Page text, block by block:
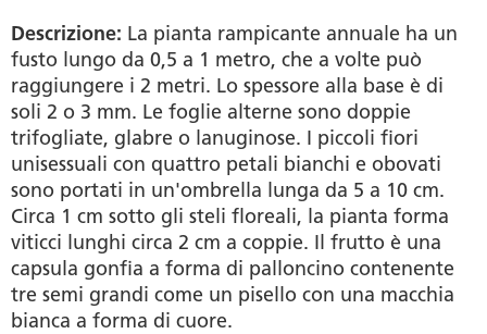
Fonti
Descrizione: La pianta rampicante annuale ha un
fusto lungo da 0,5 a 1 metro, che a volte può
raggiungere i 2 metri. Lo spessore alla base è di
soli 2 o 3 mm. Le foglie alterne sono doppie
trifogliate, glabre o lanuginose. I piccoli fiori
unisessuali con quattro petali bianchi e obovati
sono portati in un'ombrella lunga da 5 a 10 cm.
Circa 1 cm sotto gli steli floreali, la pianta forma
viticci lunghi circa 2 cm a coppie. Il frutto è una
capsula gonfia a forma di palloncino contenente
tre semi grandi come un pisello con una macchia
bianca a forma di cuore.